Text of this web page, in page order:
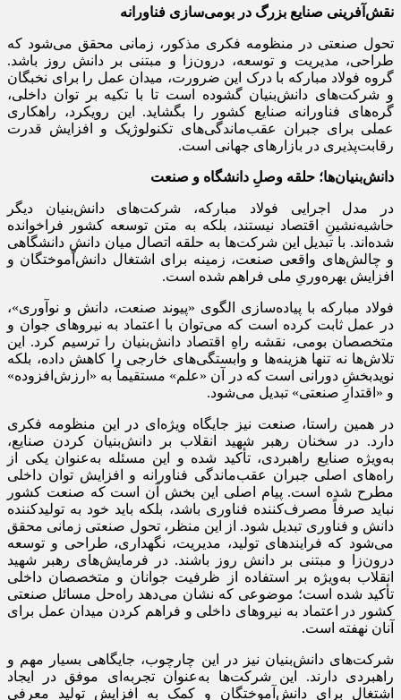
نقش‌آفرینی صنایع بزرگ در بومی‌سازی فناورانه
تحول صنعتی در منظومه فکری مذکور، زمانی محقق می‌شود که
طراحی، مدیریت و توسعه، درون‌زا و مبتنی بر دانش روز باشد.
گروه فولاد مبارکه با درک این ضرورت، میدان عمل را برای نخبگان
و شرکت‌های دانش‌بنیان گشوده است تا با تکیه بر توان داخلی،
گره‌های فناورانه صنایع کشور را بگشاید. این رویکرد، راهکاری
عملی برای جبران عقب‌ماندگی‌های تکنولوژیک و افزایش قدرت
رقابت‌پذیری در بازارهای جهانی است.
دانش‌بنیان‌ها؛ حلقه وصلِ دانشگاه و صنعت
در مدل اجرایی فولاد مبارکه، شرکت‌های دانش‌بنیان دیگر
حاشیه‌نشینِ اقتصاد نیستند، بلکه به متن توسعه کشور فراخوانده
شده‌اند. با تبدیل این شرکت‌ها به حلقه اتصال میان دانشِ دانشگاهی
و چالش‌های واقعی صنعت، زمینه برای اشتغال دانش‌آموختگان و
افزایش بهره‌وریِ ملی فراهم شده است.
فولاد مبارکه با پیاده‌سازی الگوی «پیوند صنعت، دانش و نوآوری»،
در عمل ثابت کرده است که می‌توان با اعتماد به نیروهای جوان و
متخصصان بومی، نقشه راهِ اقتصاد دانش‌بنیان را ترسیم کرد. این
تلاش‌ها نه تنها هزینه‌ها و وابستگی‌های خارجی را کاهش داده، بلکه
نویدبخشِ دورانی است که در آن «علم» مستقیماً به «ارزش‌افزوده»
و «اقتدارِ صنعتی» تبدیل می‌شود.
در همین راستا، صنعت نیز جایگاه ویژه‌ای در این منظومه فکری
دارد. در سخنان رهبر شهید انقلاب بر دانش‌بنیان کردن صنایع،
به‌ویژه صنایع راهبردی، تأکید شده و این مسئله به‌عنوان یکی از
راه‌های اصلی جبران عقب‌ماندگی فناورانه و افزایش توان داخلی
مطرح شده است. پیام اصلی این بخش آن است که صنعت کشور
نباید صرفاً مصرف‌کننده فناوری باشد، بلکه باید خود به تولیدکننده
دانش و فناوری تبدیل شود. از این منظر، تحول صنعتی زمانی محقق
می‌شود که فرایندهای تولید، مدیریت، نگهداری، طراحی و توسعه
درون‌زا و مبتنی بر دانش روز باشند. در فرمایش‌های رهبر شهید
انقلاب به‌ویژه بر استفاده از ظرفیت جوانان و متخصصان داخلی
تأکید شده است؛ موضوعی که نشان می‌دهد راه‌حل مسائل صنعتی
کشور در اعتماد به نیروهای داخلی و فراهم کردن میدان عمل برای
آنان نهفته است.
شرکت‌های دانش‌بنیان نیز در این چارچوب، جایگاهی بسیار مهم و
راهبردی دارند. این شرکت‌ها به‌عنوان تجربه‌ای موفق در ایجاد
اشتغال برای دانش‌آموختگان و کمک به افزایش تولید معرفی